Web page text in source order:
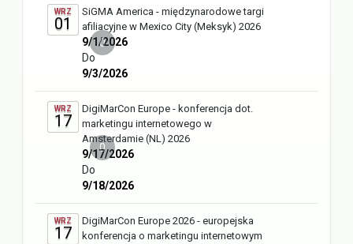
WRZ
01
0
SiGMA America - międzynarodowe targi
afiliacyjne w Mexico City (Meksyk) 2026
9/1/2026
Do
9/3/2026
WRZ
17
0
DigiMarCon Europe - konferencja dot.
marketingu internetowego w
Amsterdamie (NL) 2026
9/17/2026
Do
9/18/2026
WRZ
17
DigiMarCon Europe 2026 - europejska
konferencja o marketingu internetowym